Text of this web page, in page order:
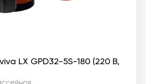
LX GPD32-5S-180 (220 В,